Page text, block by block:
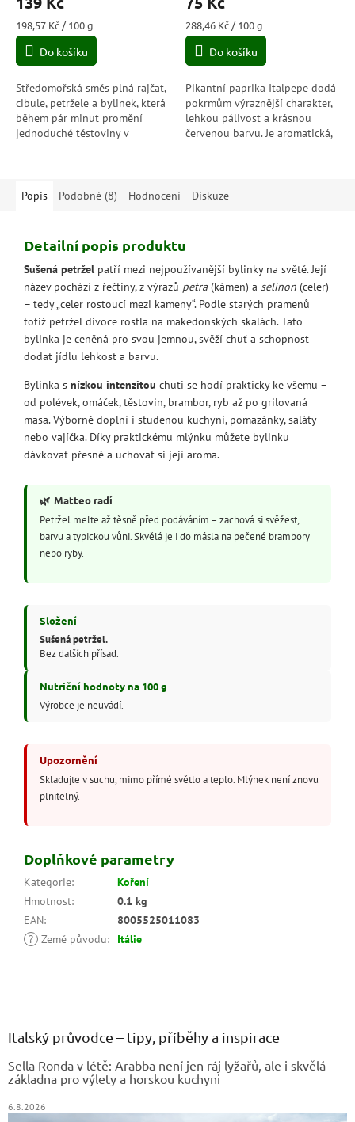
Měrná
cena:
198,57 Kč / 100 g
Do košíku
Středomořská směs plná rajčat,
cibule, petržele a bylinek, která
během pár minut promění
jednoduché těstoviny v
Měrná
cena:
288,46 Kč / 100 g
Do košíku
Pikantní paprika Italpepe dodá
pokrmům výraznější charakter,
lehkou pálivost a krásnou
červenou barvu. Je aromatická,
Popis Podobné (8) Hodnocení Diskuze
Detailní popis produktu
Sušená petržel patří mezi nejpoužívanější bylinky na světě. Její
název pochází z řečtiny, z výrazů petra(kámen) a selinon (celer)
– tedy „celer rostoucí mezi kameny“. Podle starých pramenů
totiž petržel divoce rostla na makedonských skalách. Tato
bylinka je ceněná pro svou jemnou, svěží chuť a schopnost
dodat jídlu lehkost a barvu.
Bylinka s nízkou intenzitou chuti se hodí prakticky ke všemu –
od polévek, omáček, těstovin, brambor, ryb až po grilovaná
masa. Výborně doplní i studenou kuchyni, pomazánky, saláty
nebo vajíčka. Díky praktickému mlýnku můžete bylinku
dávkovat přesně a uchovat si její aroma.
🌿 Matteo radí
Petržel melte až těsně před podáváním – zachová si svěžest,
barvu a typickou vůni. Skvělá je i do másla na pečené brambory
nebo ryby.
Složení
Sušená petržel.
Bez dalších přísad.
Nutriční hodnoty na 100 g
Výrobce je neuvádí.
Upozornění
Skladujte v suchu, mimo přímé světlo a teplo. Mlýnek není znovu
plnitelný.
Doplňkové parametry
Kategorie:
Koření
Hmotnost:
0.1 kg
EAN:
8005525011083
? Země původu: Itálie
Italský průvodce – tipy, příběhy a inspirace
Sella Ronda v létě: Arabba není jen ráj lyžařů, ale i skvělá
základna pro výlety a horskou kuchyni
6.8.2026